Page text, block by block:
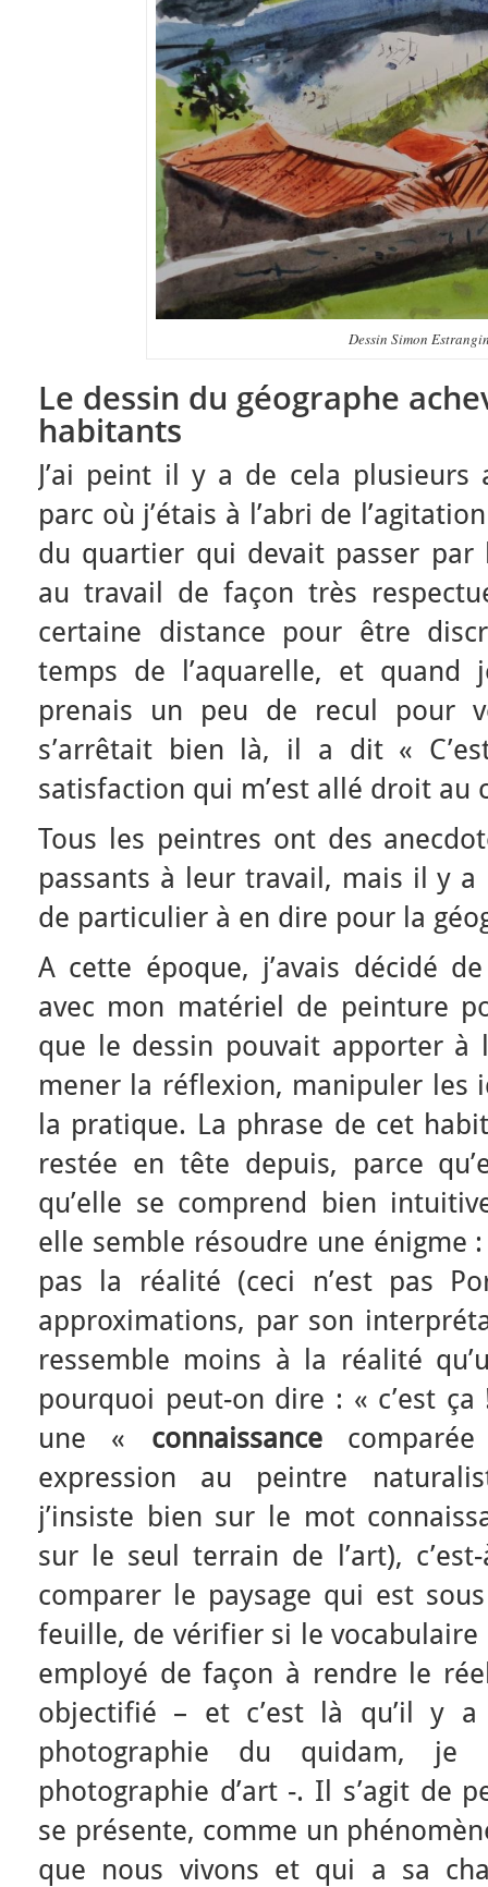
Dessin Simon
Le dessin du géographe
habitants
J’ai peint il y a de cela plusieurs
parc où j’étais à l’abri de
du quartier qui devait passer par
au travail de façon très
certaine distance pour être
temps de l’aquarelle, et
prenais un peu de recul pour
s’arrêtait bien là, il a dit «
satisfaction qui m’est allé droit au
Tous les peintres ont des
passants à leur travail, mais il y
de particulier à en dire pour la
A cette époque, j’avais décidé
avec mon matériel de peinture
que le dessin pouvait apporter à
mener la réflexion, manipuler les
la pratique. La phrase de cet
restée en tête depuis, parce
qu’elle se comprend bien
elle semble résoudre une énigme
pas la réalité (ceci n’est pas
approximations, par son
ressemble moins à la réalité
pourquoi peut-on dire : « c’est
une « connaissance
expression au peintre
j’insiste bien sur le mot
sur le seul terrain de l’art),
comparer le paysage qui est
feuille, de vérifier si le
employé de façon à rendre le
objectifié – et c’est là qu’il y
photographie du quidam,
photographie d’art -. Il s’agit de
se présente, comme un
que nous vivons et qui a sa